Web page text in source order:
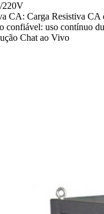
220V
CA: Carga Resistiva
confiável: uso contínuo
Chat ao Vivo